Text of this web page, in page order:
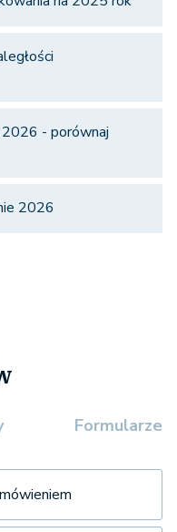
- porównaj
2026
Formularze